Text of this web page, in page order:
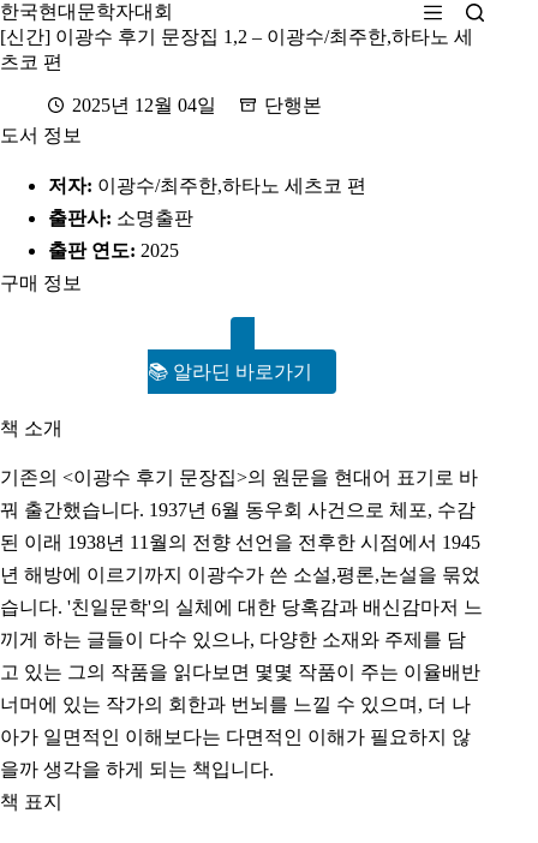
본
문
으
너
한국현대문학자대회
[신간] 이광수 후기 문장집 1,2 – 이광수/최주한,하타노 세
츠코 편
2025년 12월 04일
단행본
도서 정보
저자: 이광수/최주한,하타노 세츠코 편
출판사: 소명출판
출판 연도: 2025
구매 정보
📚 알라딘 바로가기
책 소개
기존의 <이광수 후기 문장집>의 원문을 현대어 표기로 바
꿔 출간했습니다. 1937년 6월 동우회 사건으로 체포, 수감
된 이래 1938년 11월의 전향 선언을 전후한 시점에서 1945
년 해방에 이르기까지 이광수가 쓴 소설,평론,논설을 묶었
습니다. '친일문학'의 실체에 대한 당혹감과 배신감마저 느
끼게 하는 글들이 다수 있으나, 다양한 소재와 주제를 담
고 있는 그의 작품을 읽다보면 몇몇 작품이 주는 이율배반
너머에 있는 작가의 회한과 번뇌를 느낄 수 있으며, 더 나
아가 일면적인 이해보다는 다면적인 이해가 필요하지 않
을까 생각을 하게 되는 책입니다.
책 표지